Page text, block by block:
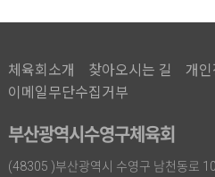
체육회소개 찾아오시는 길
개인
이메일무단수집거부
부산광역시수영구체육회
(48305 )부산광역시 수영구 남천동로